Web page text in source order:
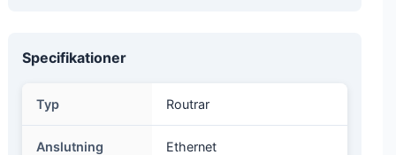
Specifikationer
Typ Routrar
Anslutning Ethernet